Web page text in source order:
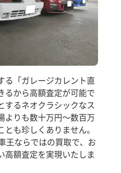
る「ガレージカレント直
るから高額査定が可能で
するネオクラシックなス
よりも数十万円～数百万
も珍しくありません。
王ならではの買取で、お
高額査定を実現いたしま